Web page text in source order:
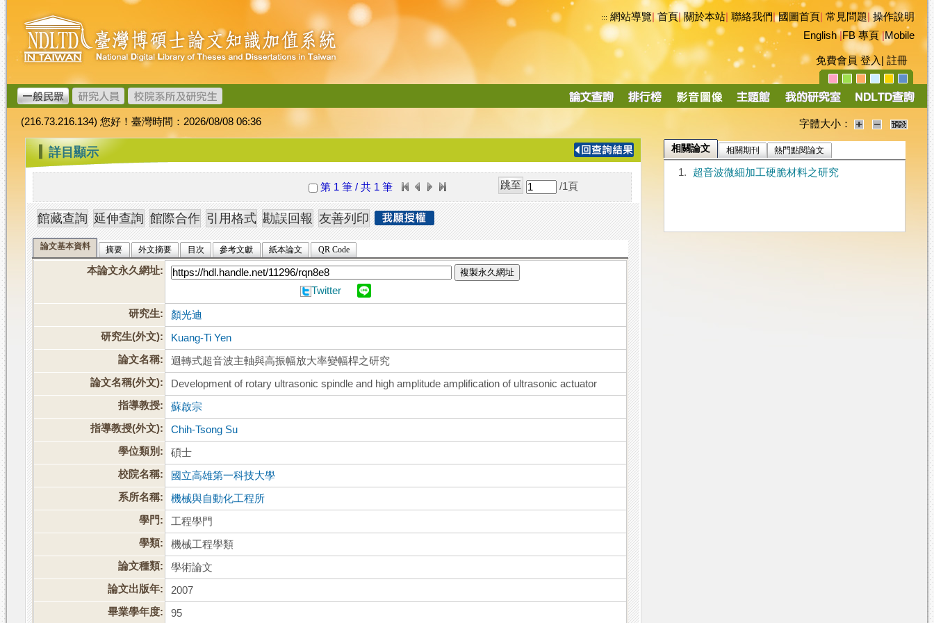
跳
到
主
要
內
容
臺
灣
博
碩
士
論
文
加
值
系
統
::: 網站導覽|首頁|關於本站 聯絡我們|國圖首頁 常見問題|操作說明
English|FB 專頁|Mobile
免費會員 登入 註冊
導
(216.73.216.134) 您好！臺灣時間：2026/08/08 06:36 字體大小：
::: 詳目顯示
第 1 筆 / 共 1 筆 /1 頁
論文基本資料 摘要 外文摘要 目次 參考文獻 紙本論文 QR Code
本論文永久網址: 複製永久網址
Twitter
研究生:
顏光迪
研究生(外文):
Kuang-Ti Yen
論文名稱:
迴轉式超音波主軸與高振幅放大率變幅桿之研究
論文名稱(外文):
Development of rotary ultrasonic spindle and high amplitude amplification of ultrasonic actuator
指導教授:
蘇啟宗
指導教授(外文):
Chih-Tsong Su
學位類別:
碩士
校院名稱:
國立高雄第一科技大學
系所名稱:
機械與自動化工程所
學門:
工程學門
學類:
機械工程學類
論文種類:
學術論文
論文出版年:
2007
畢業學年度:
95
相關論文 相關期刊 熱門點閱論文
1. 超音波微細加工硬脆材料之研究